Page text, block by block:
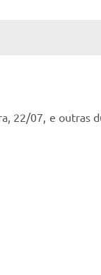
22/07, e outras